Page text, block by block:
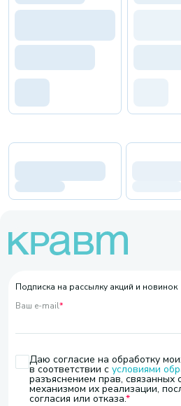
Подписка на рассылку акций и новинок
Ваш e-mail*
Даю согласие на обработку
в соответствии с условиями
разъяснением прав, связанных
механизмом их реализации,
согласия или отказа.